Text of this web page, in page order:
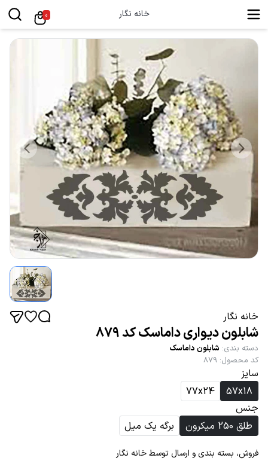
خانه نگار 0
خانه نگار
شابلون دیواری داماسک کد 879
دسته بندی: شابلون داماسک
کد محصول:
879
سایز
57x18
77x24
جنس
طلق 250 میکرون
برگه یک میل
فروش، بسته بندی و ارسال توسط خانه نگار